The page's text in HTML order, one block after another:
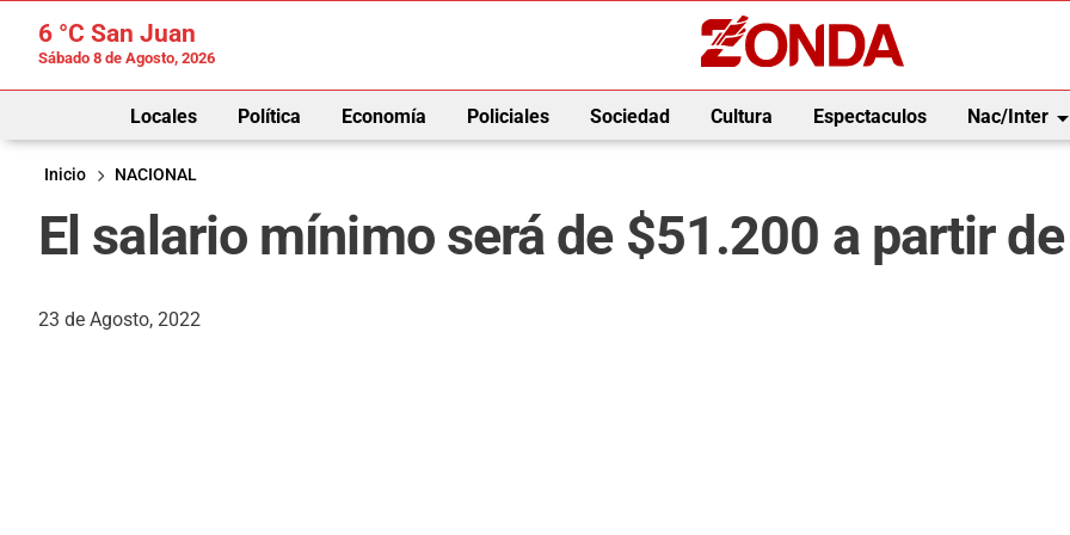
6 °C San Juan
Sábado 8 de Agosto, 2026
Locales Política Economía Policiales Sociedad Cultura Espectaculos Nac/Interarrow_drop_down
Inicio
NACIONAL
El salario mínimo será de $51.200 a partir
23 de Agosto, 2022